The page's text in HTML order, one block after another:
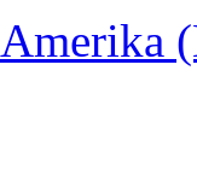
Amerika